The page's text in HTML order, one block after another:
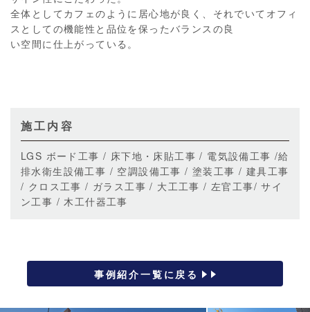
全体としてカフェのように居心地が良く、それでいてオフィ
スとしての機能性と品位を保ったバランスの良
い空間に仕上がっている。
施工内容
LGS ボード工事 / 床下地・床貼工事 / 電気設備工事 /給
排水衛生設備工事 / 空調設備工事 / 塗装工事 / 建具工事
/ クロス工事 / ガラス工事 / 大工工事 / 左官工事/ サイ
ン工事 / 木工什器工事
事例紹介一覧に戻る